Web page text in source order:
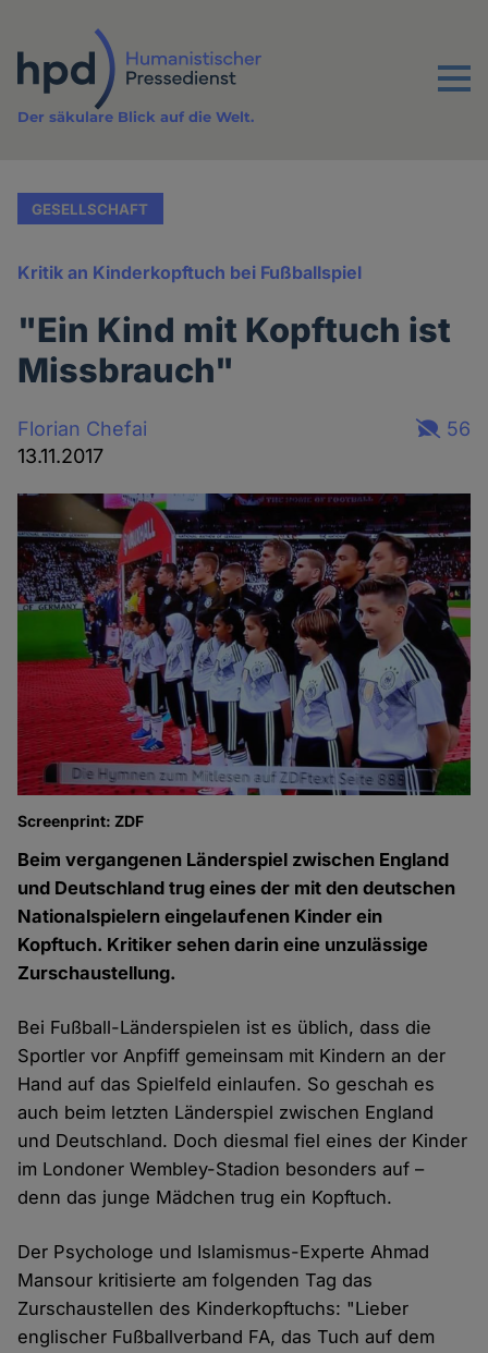
Inhalt
Menu
Der säkulare Blick auf die Welt.
GESELLSCHAFT
Kritik an Kinderkopftuch bei Fußballspiel
"Ein Kind mit Kopftuch ist
Missbrauch"
Florian Chefai
13.11.2017
56
Screenprint: ZDF
Beim vergangenen Länderspiel zwischen England
und Deutschland trug eines der mit den deutschen
Nationalspielern eingelaufenen Kinder ein
Kopftuch. Kritiker sehen darin eine unzulässige
Zurschaustellung.
Bei Fußball-Länderspielen ist es üblich, dass die
Sportler vor Anpfiff gemeinsam mit Kindern an der
Hand auf das Spielfeld einlaufen. So geschah es
auch beim letzten Länderspiel zwischen England
und Deutschland. Doch diesmal fiel eines der Kinder
im Londoner Wembley-Stadion besonders auf –
denn das junge Mädchen trug ein Kopftuch.
Der Psychologe und Islamismus-Experte Ahmad
Mansour kritisierte am folgenden Tag das
Zurschaustellen des Kinderkopftuchs: "Lieber
englischer Fußballverband FA, das Tuch auf dem